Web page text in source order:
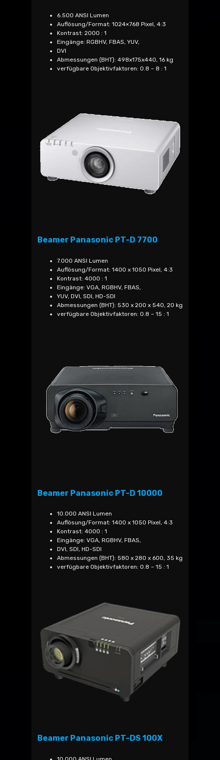
6.500 ANSI Lumen
Auflösung/Format: 1024×768 Pixel, 4:3
Kontrast: 2000 : 1
Eingänge: RGBHV, FBAS, YUV,
DVI
Abmessungen (BHT): 498x175x440, 16 kg
verfügbare Objektivfaktoren: 0.8 – 8 : 1
Beamer Panasonic PT-D 7700
7.000 ANSI Lumen
Auflösung/Format: 1400 x 1050 Pixel, 4:3
Kontrast: 4000 : 1
Eingänge: VGA, RGBHV, FBAS,
YUV, DVI, SDI, HD-SDI
Abmessungen (BHT): 530 x 200 x 540, 20 kg
verfügbare Objektivfaktoren: 0.8 – 15 : 1
Beamer Panasonic PT-D 10000
10.000 ANSI Lumen
Auflösung/Format: 1400 x 1050 Pixel, 4:3
Kontrast: 4000 : 1
Eingänge: VGA, RGBHV, FBAS,
DVI, SDI, HD-SDI
Abmessungen (BHT): 580 x 280 x 600, 35 kg
verfügbare Objektivfaktoren: 0.8 – 15 : 1
Beamer Panasonic PT-DS 100X